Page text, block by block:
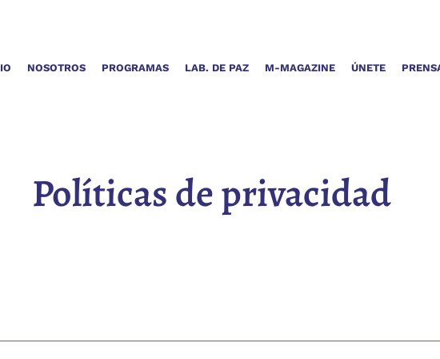
NOSOTROS PROGRAMAS LAB. DE PAZ M-MAGAZINE ÚNETE
Políticas de privacidad
Fundación Magnolia para la Paz y el Bienestar, y está diseñado para